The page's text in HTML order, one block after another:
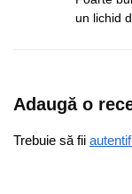
un lichid
Adaugă o
Trebuie să fii